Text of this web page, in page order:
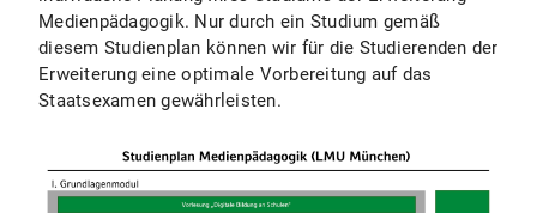
Medienpädagogik. Nur durch ein Studium gemäß
diesem Studienplan können wir für die Studierenden der
Erweiterung eine optimale Vorbereitung auf das
Staatsexamen gewährleisten.